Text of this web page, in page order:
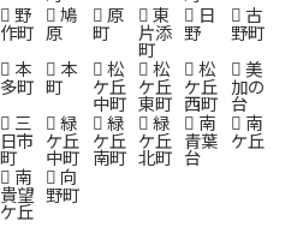
野
作町
鳩
原
原
町
東
片添
町
日
野
古
野町
本
多町
本
町
松
ケ丘
中町
松
ケ丘
東町
松
ケ丘
西町
美
加の
台
三
日市
町
緑
ケ丘
中町
緑
ケ丘
南町
緑
ケ丘
北町
南
青葉
台
南
ケ丘
南
貴望
ケ丘
向
野町